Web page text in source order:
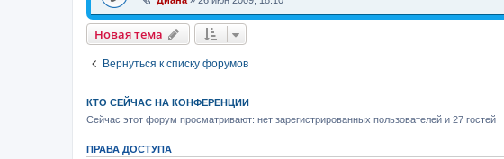
Новая тема
Вернуться к списку форумов
КТО СЕЙЧАС НА КОНФЕРЕНЦИИ
Сейчас этот форум просматривают: нет зарегистрированных пользователей и 27 гостей
ПРАВА ДОСТУПА